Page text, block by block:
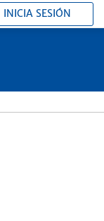
INICIA SESIÓN